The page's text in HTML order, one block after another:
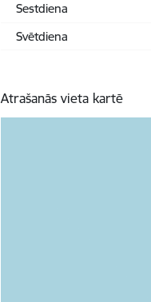
Sestdiena
Svētdiena
Atrašanās vieta kartē